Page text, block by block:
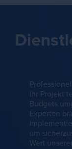
Ihr Projekt
Budgets
Experten
um
Wert